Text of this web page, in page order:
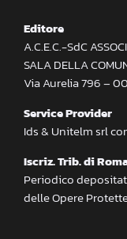
Editore
A.C.E.C.-SdC
SALA DELLA
Via Aurelia 796 –
Service Provider
Ids & Unitelm srl
Iscriz. Trib. di
Periodico
delle Opere